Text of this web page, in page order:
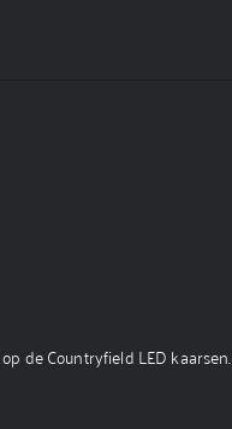
op de Countryfield LED kaarsen.